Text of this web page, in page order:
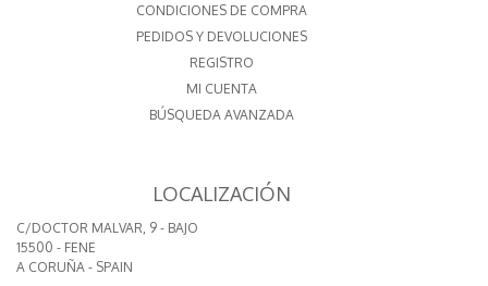
CONDICIONES DE COMPRA
PEDIDOS Y DEVOLUCIONES
REGISTRO
MI CUENTA
BÚSQUEDA AVANZADA
LOCALIZACIÓN
C/DOCTOR MALVAR, 9 - BAJO
15500 - FENE
A CORUÑA - SPAIN